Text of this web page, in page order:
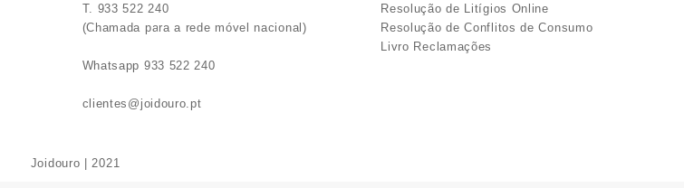
T. 933 522 240
(Chamada para a rede móvel nacional)
Whatsapp 933 522 240
clientes@joidouro.pt
Resolução de Litígios Online
Resolução de Conflitos de Consumo
Livro Reclamações
Joidouro | 2021